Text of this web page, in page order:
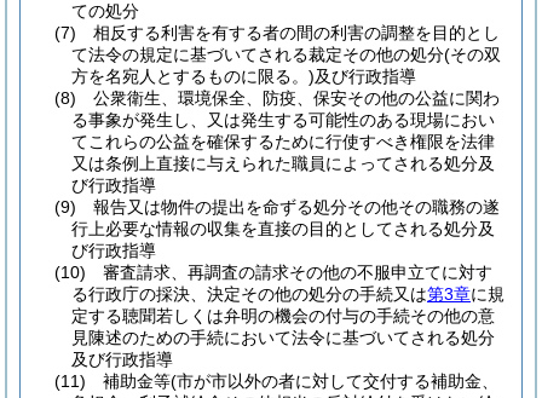
ての処分
(7)
相反する利害を有する者の間の利害の調整を目的とし
て法令の規定に基づいてされる裁定その他の処分(その双
方を名宛人とするものに限る。)及び行政指導
(8)
公衆衛生、環境保全、防疫、保安その他の公益に関わ
る事象が発生し、又は発生する可能性のある現場におい
てこれらの公益を確保するために行使すべき権限を法律
又は条例上直接に与えられた職員によってされる処分及
び行政指導
(9)
報告又は物件の提出を命ずる処分その他その職務の遂
行上必要な情報の収集を直接の目的としてされる処分及
び行政指導
(10)
審査請求、再調査の請求その他の不服申立てに対す
る行政庁の採決、決定その他の処分の手続又は第3章に規
定する聴聞若しくは弁明の機会の付与の手続その他の意
見陳述のための手続において法令に基づいてされる処分
及び行政指導
(11)
補助金等(市が市以外の者に対して交付する補助金、